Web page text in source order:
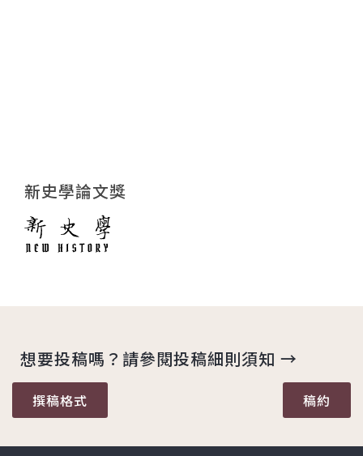
新史學論文獎
想要投稿嗎？請參閱投稿細則須知 →
撰稿格式 稿約